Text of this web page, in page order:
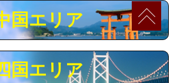
㎝まで）
㎝超え） 38,500円
16,500円
現場見積
国エリア
国エリア